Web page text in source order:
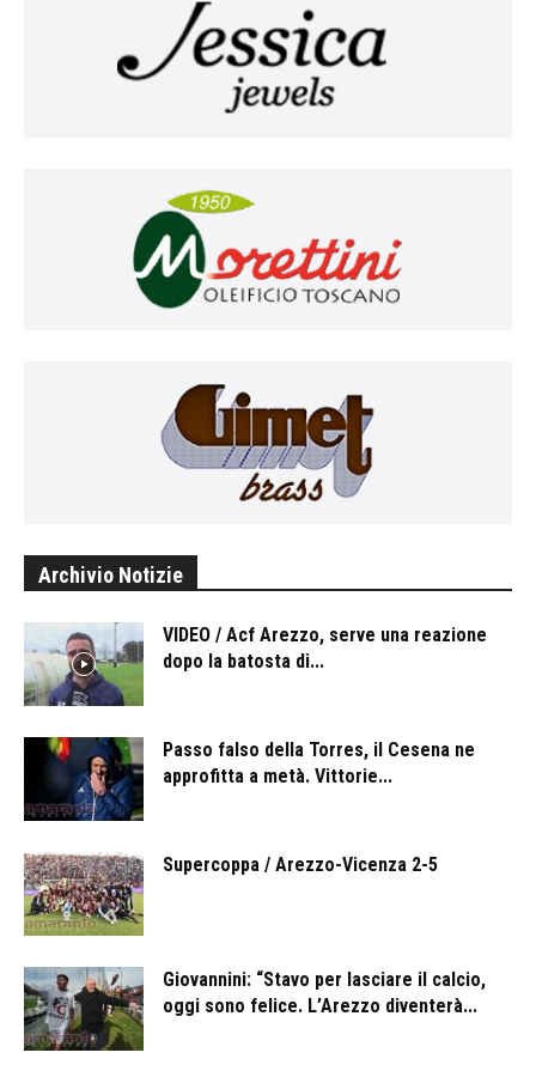
Archivio Notizie
VIDEO / Acf Arezzo, serve una reazione
dopo la batosta di...
Passo falso della Torres, il Cesena ne
approfitta a metà. Vittorie...
Supercoppa / Arezzo-Vicenza 2-5
Giovannini: “Stavo per lasciare il calcio,
oggi sono felice. L’Arezzo diventerà...